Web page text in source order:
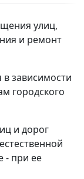
улиц,
и ремонт
зависимости
городского
и дорог
- при ее